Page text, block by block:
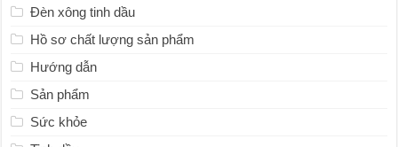
Đèn xông tinh dầu
Hồ sơ chất lượng sản phẩm
Hướng dẫn
Sản phẩm
Sức khỏe